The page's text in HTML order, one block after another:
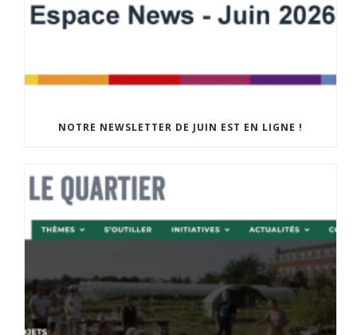
NOTRE NEWSLETTER DE JUIN EST EN LIGNE !